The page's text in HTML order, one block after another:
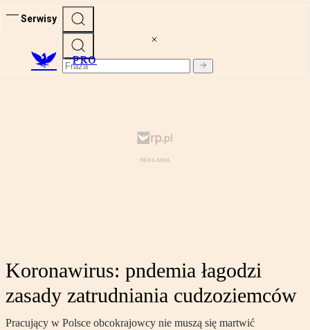
Serwisy
PRO
Koronawirus: pndemia łagodzi
zasady zatrudniania cudzoziemców
Pracujący w Polsce obcokrajowcy nie muszą się martwić